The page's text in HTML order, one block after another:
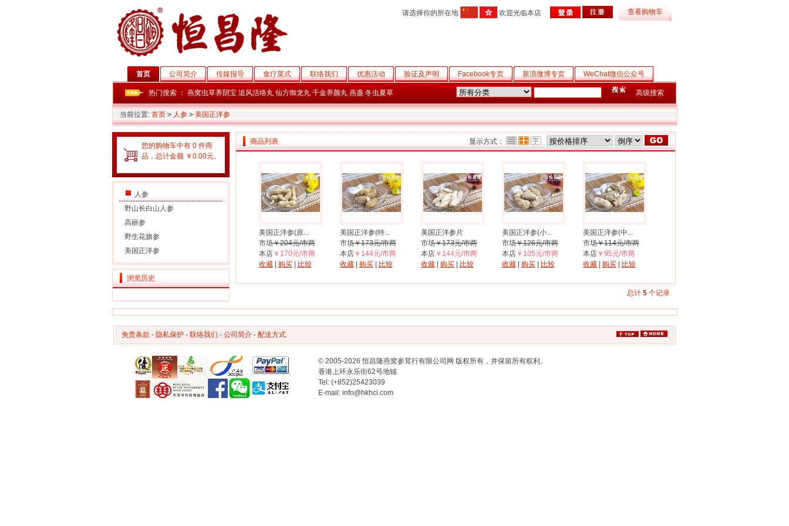
请选择你的所在地 欢迎光临本店 查看购物车
首页 公司简介 传媒报导 食疗菜式 联络我们 优惠活动 验证及声明 Facebook专页 新浪微博专页 WeChat微信公众号
热门搜索 ： 燕窝虫草养阴宝 追风活络丸 仙方御龙丸 千金养颜丸 燕盏 冬虫夏草 高级搜索
当前位置: 首页 > 人参 > 美国正洋参
您的购物车中有 0 件商
品，总计金额 ￥0.00元。
人参
野山长白山人参
高丽参
野生花旗参
美国正洋参
浏览历史
商品列表 显示方式：
美国正洋参(原...
市场￥204元/市两
本店￥170元/市两
收藏| 购买| 比较
美国正洋参(特...
市场￥173元/市两
本店￥144元/市两
收藏| 购买| 比较
美国正洋参片
市场￥173元/市两
本店￥144元/市两
收藏| 购买| 比较
美国正洋参(小...
市场￥126元/市两
本店￥105元/市两
收藏| 购买| 比较
美国正洋参(中...
市场￥114元/市两
本店￥95元/市两
收藏| 购买| 比较
总计 5个记录
免责条款 - 隐私保护 - 联络我们 - 公司简介 - 配送方式
© 2005-2026 恒昌隆燕窝参茸行有限公司网 版权所有，并保留所有权利。
香港上环永乐街62号地铺
Tel: (+852)25423039
E-mail: info@hkhcl.com